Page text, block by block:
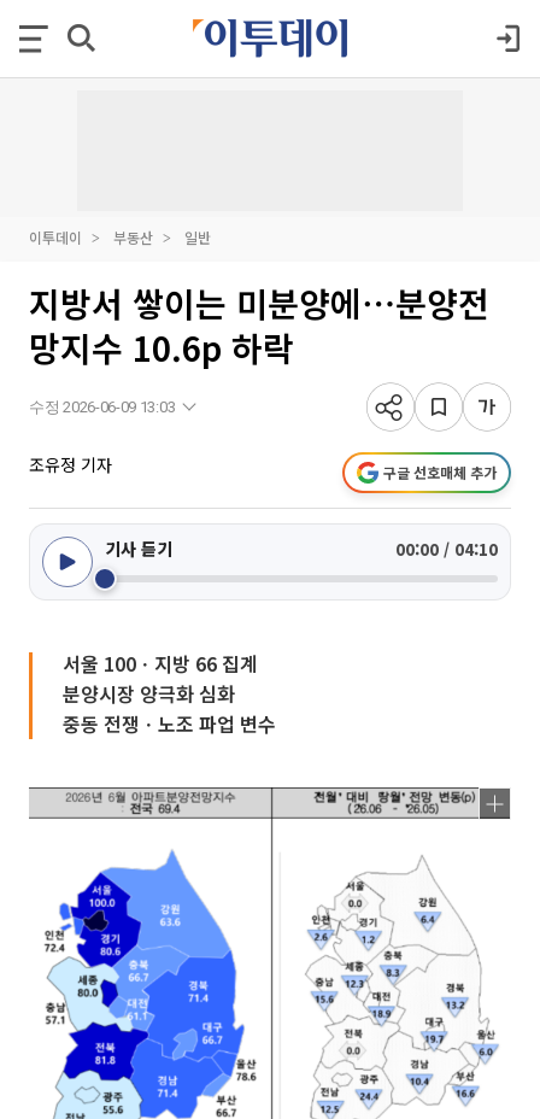
이투데이 부동산 일반
지방서 쌓이는 미분양에⋯분양전
망지수 10.6p 하락
수정 2026-06-09 13:03
조유정 기자 구글 선호매체 추가
기사 듣기 00:00 / 04:10
서울 100ㆍ지방 66 집계
분양시장 양극화 심화
중동 전쟁ㆍ노조 파업 변수